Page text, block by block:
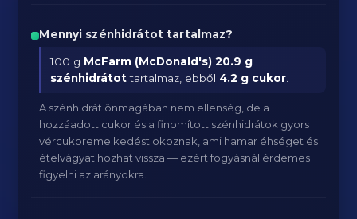
Mennyi szénhidrátot tartalmaz?
100 g McFarm (McDonald's) 20.9 g
szénhidrátottartalmaz, ebből 4.2 g cukor
A szénhidrát önmagában nem ellenség, de a
hozzáadott cukor és a finomított szénhidrátok gyors
vércukoremelkedést okoznak, ami hamar éhséget és
ételvágyat hozhat vissza — ezért fogyásnál érdemes
figyelni az arányokra.